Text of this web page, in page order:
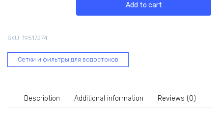
желоба
TN425662
Add to cart
SKU: 19517274
Сетки и фильтры для водостоков
Description Additional information Reviews (0)